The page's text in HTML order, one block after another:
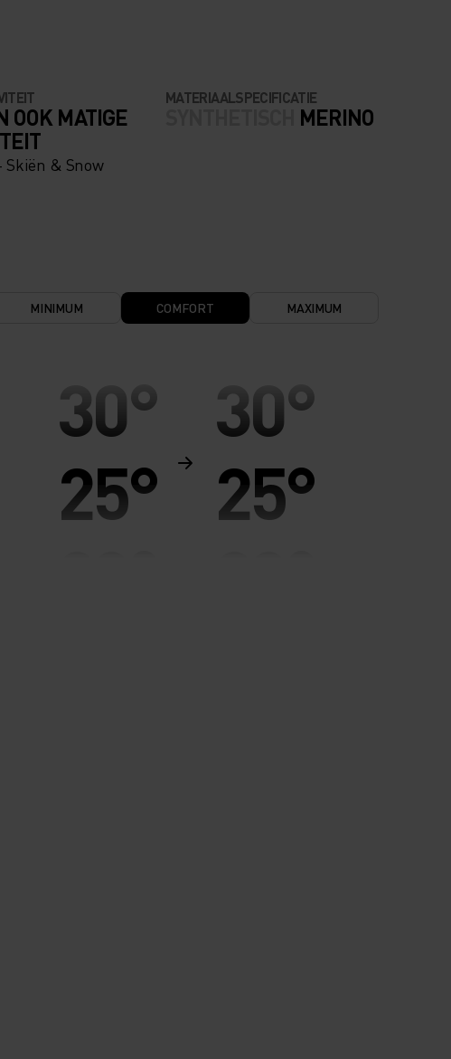
OOK MATIGE
Skiën & Snow
MATERIAALSPECIFICATIE
MERINO
MINIMUM COMFORT MAXIMUM
30°
25°
30°
25°